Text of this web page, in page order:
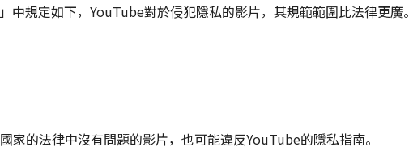
中規定如下，YouTube對於侵犯隱私的影片，其規範範圍比法律更廣。
家的法律中沒有問題的影片，也可能違反YouTube的隱私指南。